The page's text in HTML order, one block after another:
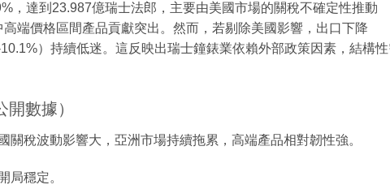
，達到23.987億瑞士法郎，主要由美國市場的關稅不確定性推動
高端價格區間產品貢獻突出。然而，若剔除美國影響，出口下降
）持續低迷。這反映出瑞士鐘錶業依賴外部政策因素，結構性
數據）
關稅波動影響大，亞洲市場持續拖累，高端產品相對韌性強。
局穩定。